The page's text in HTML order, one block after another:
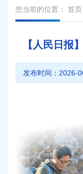
您当前的位置： 首页
【人民日报
发布时间： 2026-